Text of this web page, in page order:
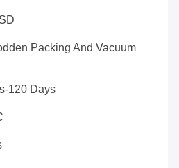
Packing And Vacuum
120 Days